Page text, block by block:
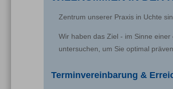
Zentrum unserer Praxis in Uchte
Wir haben das Ziel - im Sinne
untersuchen, um Sie optimal
Terminvereinbarung &